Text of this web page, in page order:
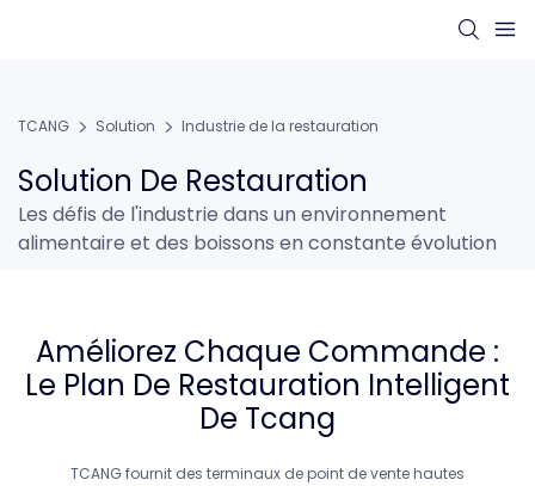
TCANG Solution Industrie de la restauration
Solution De Restauration
Les défis de l'industrie dans un environnement
alimentaire et des boissons en constante évolution
Améliorez Chaque Commande :
Le Plan De Restauration Intelligent
De Tcang
TCANG fournit des terminaux de point de vente hautes